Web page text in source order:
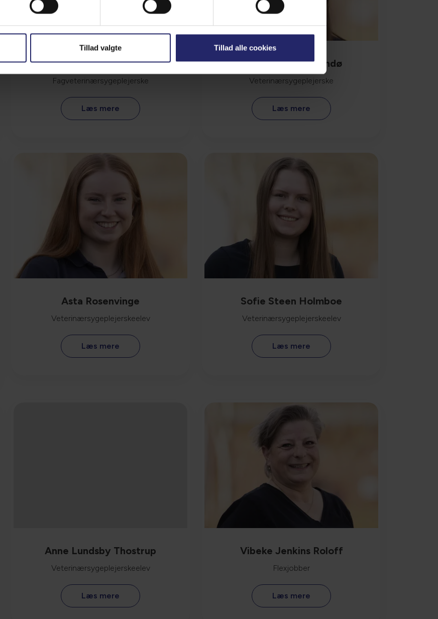
Tillad valgte Tillad alle cookies
Britta Friis Knudsen
Fagveterinærsygeplejerske
Læs mere
Nadja Hardam Gandø
Veterinærsygeplejerske
Læs mere
Asta Rosenvinge
Veterinærsygeplejerskeelev
Læs mere
Sofie Steen Holmboe
Veterinærsygeplejerskeelev
Læs mere
Anne Lundsby Thostrup
Veterinærsygeplejerskeelev
Læs mere
Vibeke Jenkins Roloff
Flexjobber
Læs mere